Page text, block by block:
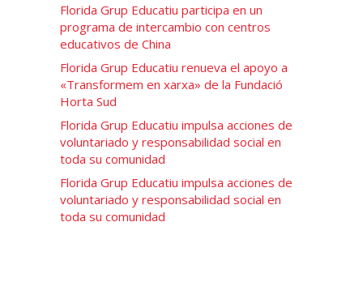
Florida Grup Educatiu participa en un
programa de intercambio con centros
educativos de China
Florida Grup Educatiu renueva el apoyo a
«Transformem en xarxa» de la Fundació
Horta Sud
Florida Grup Educatiu impulsa acciones de
voluntariado y responsabilidad social en
toda su comunidad
Florida Grup Educatiu impulsa acciones de
voluntariado y responsabilidad social en
toda su comunidad